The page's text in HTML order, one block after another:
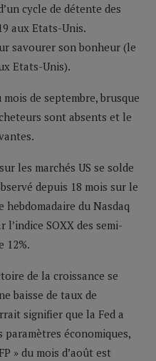
cycle de détente des
aux Etats-Unis.
savourer son bonheur (le
Etats-Unis).
de septembre, brusque
sont absents et le
les marchés US se solde
depuis 18 mois sur le
du Nasdaq
SOXX des semi-
12%.
de la croissance se
baisse de taux de
signifier que la Fed a
économiques,
» du mois d’août est